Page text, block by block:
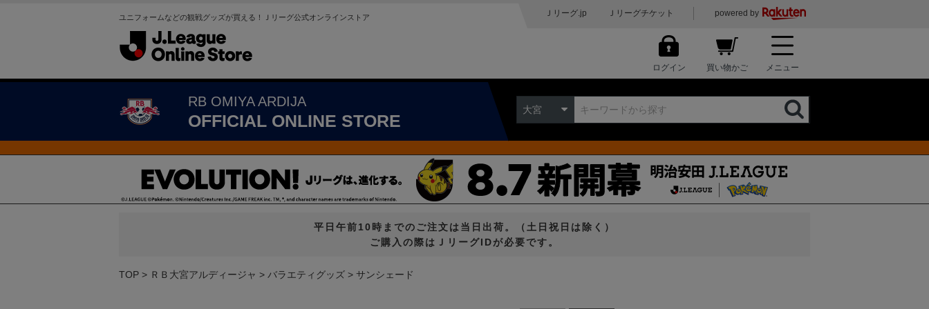
ユニフォームなどの観戦グッズが買える！Ｊリーグ公式オンラインストア Ｊリーグ.jp Ｊリーグチケット powered by
ログイン 買い物かご メニュー
RB OMIYA ARDIJA
OFFICIAL ONLINE STORE
大宮
平日午前10時までのご注文は当日出荷。（土日祝日は除く）
ご購入の際はＪリーグIDが必要です。
TOP ＲＢ大宮アルディージャ バラエティグッズ サンシェード